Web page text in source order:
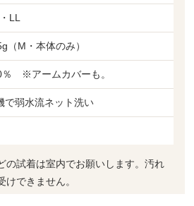
LL
（M・本体のみ）
％ ※アームカバーも。
で弱水流ネット洗い
の試着は室内でお願いします。汚れ
できません。